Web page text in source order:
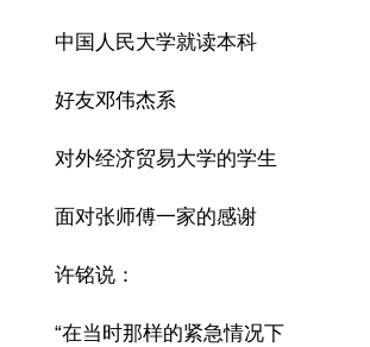
中国人民大学就读本科
好友邓伟杰系
对外经济贸易大学的学生
面对张师傅一家的感谢
许铭说：
“在当时那样的紧急情况下